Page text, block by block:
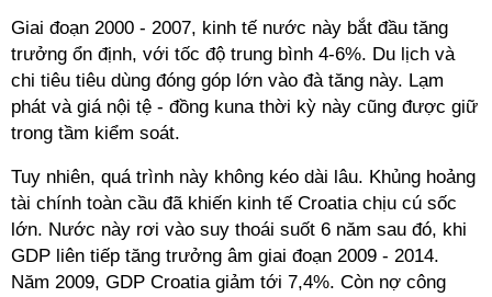
Giai đoạn 2000 - 2007, kinh tế nước này bắt đầu tăng
trưởng ổn định, với tốc độ trung bình 4-6%. Du lịch và
chi tiêu tiêu dùng đóng góp lớn vào đà tăng này. Lạm
phát và giá nội tệ - đồng kuna thời kỳ này cũng được giữ
trong tầm kiểm soát.
Tuy nhiên, quá trình này không kéo dài lâu. Khủng hoảng
tài chính toàn cầu đã khiến kinh tế Croatia chịu cú sốc
lớn. Nước này rơi vào suy thoái suốt 6 năm sau đó, khi
GDP liên tiếp tăng trưởng âm giai đoạn 2009 - 2014.
Năm 2009, GDP Croatia giảm tới 7,4%. Còn nợ công